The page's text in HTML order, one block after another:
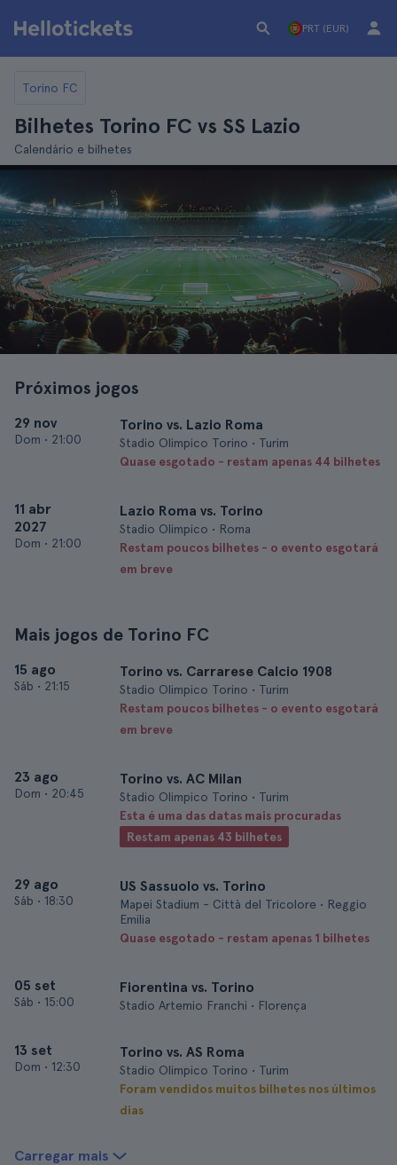
PRT (EUR)
Torino FC
Bilhetes Torino FC vs SS Lazio
Calendário e bilhetes
Próximos jogos
29 nov
Dom • 21:00
Torino vs. Lazio Roma
Stadio Olimpico Torino • Turim
Quase esgotado - restam apenas 44 bilhetes
11 abr
2027
Dom • 21:00
Lazio Roma vs. Torino
Stadio Olimpico • Roma
Restam poucos bilhetes - o evento esgotará
em breve
Mais jogos de Torino FC
15 ago
Sáb • 21:15
Torino vs. Carrarese Calcio 1908
Stadio Olimpico Torino • Turim
Restam poucos bilhetes - o evento esgotará
em breve
23 ago
Dom • 20:45
Torino vs. AC Milan
Stadio Olimpico Torino • Turim
Esta é uma das datas mais procuradas
Restam apenas 43 bilhetes
29 ago
Sáb • 18:30
US Sassuolo vs. Torino
Mapei Stadium - Città del Tricolore • Reggio
Emilia
Quase esgotado - restam apenas 1 bilhetes
05 set
Sáb • 15:00
Fiorentina vs. Torino
Stadio Artemio Franchi • Florença
13 set
Dom • 12:30
Torino vs. AS Roma
Stadio Olimpico Torino • Turim
Foram vendidos muitos bilhetes nos últimos
dias
Carregar mais